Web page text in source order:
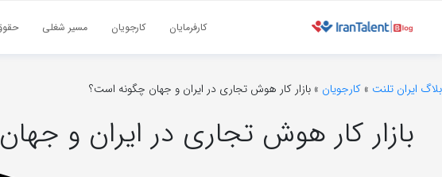
کارفرمایان کارجویان مسیر شغلی
بلاگ ایران تلنت » کارجویان » بازار کار هوش تجاری در ایران و جهان چگونه است؟
بازار کار هوش تجاری در ایران و